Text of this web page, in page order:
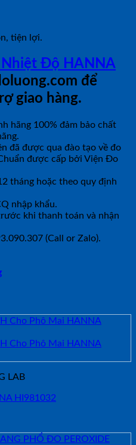
tiện lợi.
Độ HANNA
để
giao hàng.
hãng 100% đảm bảo chất
đã được qua đào tạo về đo
được cấp bởi Viện Đo
tháng hoặc theo quy định
nhập khẩu.
khi thanh toán và nhận
(Call or Zalo).
LAB
HI981032